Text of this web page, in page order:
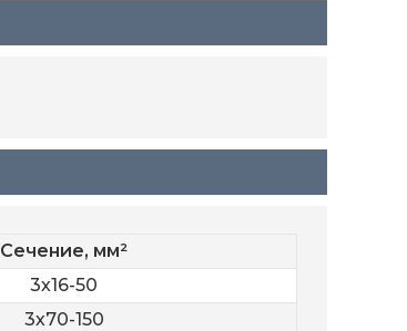
Сечение, мм²
3х16-50
3х70-150